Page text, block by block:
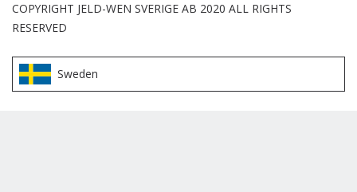
COPYRIGHT JELD-WEN SVERIGE AB 2020 ALL RIGHTS
RESERVED
Sweden